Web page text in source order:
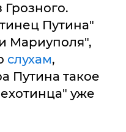
Путина"
Мариуполя",
слухам,
Путина такое
уже